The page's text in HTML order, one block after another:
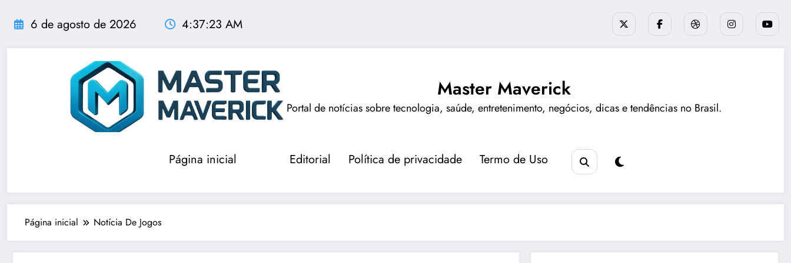
para
conteúdo
6 de agosto de 2026 4:37:23 AM
Master Maverick
Portal de notícias sobre tecnologia, saúde, entretenimento, negócios, dicas e tendências no Brasil.
Página inicial Editorial Política de privacidade Termo de Uso
Página inicial Notícia De Jogos